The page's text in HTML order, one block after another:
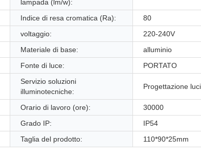
lampada (lm/w):
Indice di resa cromatica (Ra):
80
voltaggio:
220-240V
Materiale di base:
alluminio
Fonte di luce: PORTATO
Servizio soluzioni
illuminotecniche:
Progettazione
Orario di lavoro (ore):
30000
Grado IP:
IP54
Taglia del prodotto: 110*90*25mm